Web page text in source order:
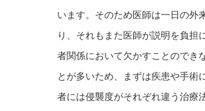
います。そのため医師は一日の外
り、それもまた医師が説明を負担
者関係において欠かすことのでき
とが多いため、まずは疾患や手術
者には侵襲度がそれぞれ違う治療